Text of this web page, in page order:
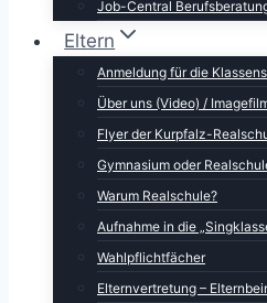
Job-Central
Eltern
Anmeldung für die
Über uns (Video) /
Flyer der Kurpfalz-
Gymnasium oder
Warum Realschule?
Aufnahme in die
Wahlpflichtfächer
Elternvertretung –